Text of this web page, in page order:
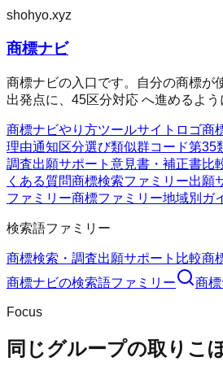
shohyo.xyz
商標ナビ
商標ナビの入口です。自分の商標が
出発点に、45区分対応 へ進めるよ
商標ナビやり方ツールサイト ロゴ商
理由通知区分選び類似群コード第35
調査出願サポート 意見書・補正書比
くある質問商標検索ファミリー出願
ファミリー商標ファミリー地域別ガ
検索語ファミリー
商標検索・調査出願サポート 比較商
商標ナビの検索語ファミリー 商
Focus
同じグループの取りこ